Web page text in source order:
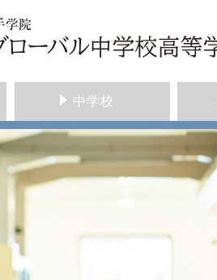
中学校